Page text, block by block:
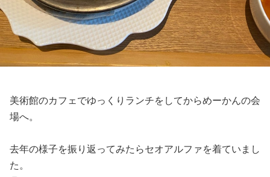
美術館のカフェでゆっくりランチをしてからめーかんの会
場へ。
去年の様子を振り返ってみたらセオアルファを着ていまし
た。